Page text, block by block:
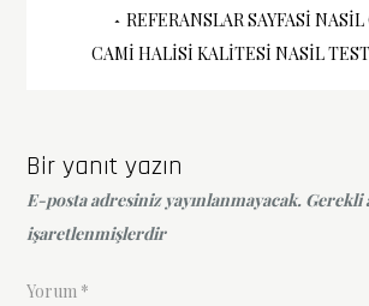
YazıREFERANSLAR SAYFASI
CAMI HALISI KALITESI NASIL
Bir yanıt yazın
E-posta adresiniz yayınlanmayacak. Gerekli
işaretlenmişlerdir
Yorum *